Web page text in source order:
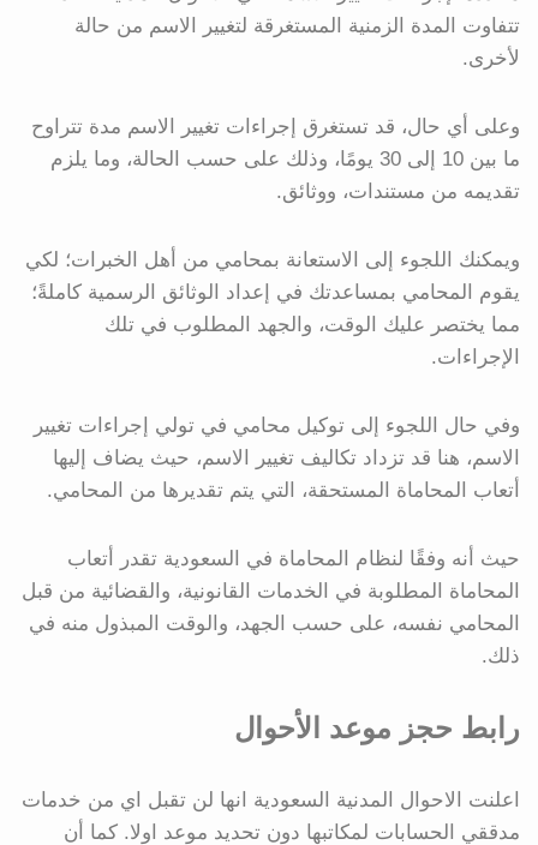
تتفاوت المدة الزمنية المستغرقة لتغيير الاسم من حالة
لأخرى.
وعلى أي حال، قد تستغرق إجراءات تغيير الاسم مدة تتراوح
ما بين 10 إلى 30 يومًا، وذلك على حسب الحالة، وما يلزم
تقديمه من مستندات، ووثائق.
ويمكنك اللجوء إلى الاستعانة بمحامي من أهل الخبرات؛ لكي
يقوم المحامي بمساعدتك في إعداد الوثائق الرسمية كاملةً؛
مما يختصر عليك الوقت، والجهد المطلوب في تلك
الإجراءات.
وفي حال اللجوء إلى توكيل محامي في تولي إجراءات تغيير
الاسم، هنا قد تزداد تكاليف تغيير الاسم، حيث يضاف إليها
أتعاب المحاماة المستحقة، التي يتم تقديرها من المحامي.
حيث أنه وفقًا لنظام المحاماة في السعودية تقدر أتعاب
المحاماة المطلوبة في الخدمات القانونية، والقضائية من قبل
المحامي نفسه، على حسب الجهد، والوقت المبذول منه في
ذلك.
رابط حجز موعد الأحوال
اعلنت الاحوال المدنية السعودية انها لن تقبل اي من خدمات
مدققي الحسابات لمكاتبها دون تحديد موعد اولا. كما أن